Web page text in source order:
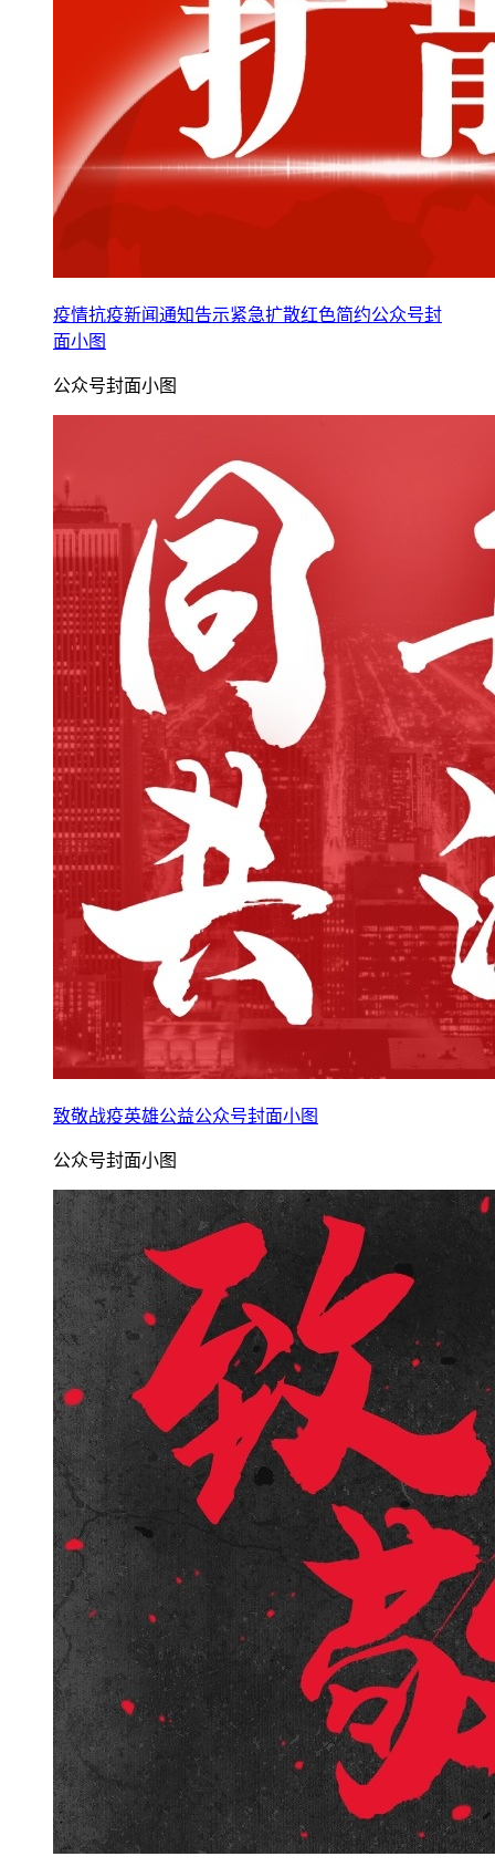
疫情抗疫新闻通知告示紧急扩散红色简约公众号封
面小图
公众号封面小图
致敬战疫英雄公益公众号封面小图
公众号封面小图